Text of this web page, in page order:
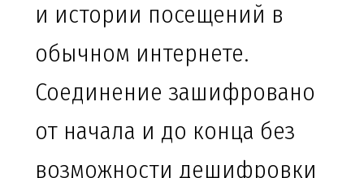
и истории посещений в
обычном интернете.
Соединение зашифровано
от начала и до конца без
возможности дешифровки